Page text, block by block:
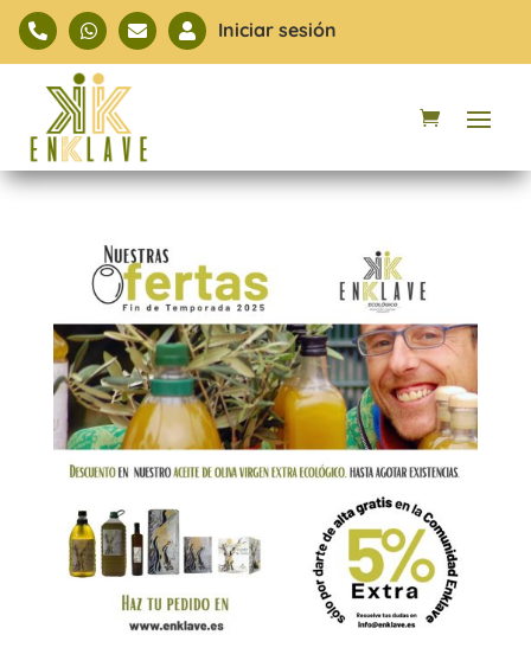
    Iniciar sesión